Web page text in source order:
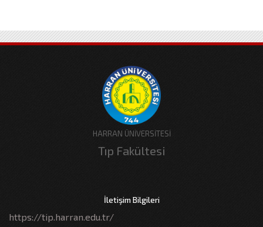
HARRAN ÜNİVERSİTESİ
Tıp Fakültesi
İletişim Bilgileri
https://tip.harran.edu.tr/